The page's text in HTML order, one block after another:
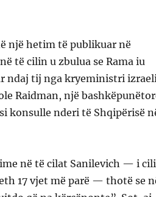
një hetim të publikuar në
të cilin u zbulua se Rama iu
ndaj tij nga kryeministri
Raidman, një
konsulle nderi të Shqipërisë
në të cilat Sanilevich — i cili
17 vjet më parë — thotë se